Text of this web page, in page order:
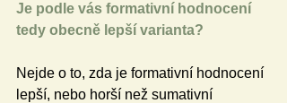
Je podle vás formativní hodnocení
tedy obecně lepší varianta?
Nejde o to, zda je formativní hodnocení
lepší, nebo horší než sumativní